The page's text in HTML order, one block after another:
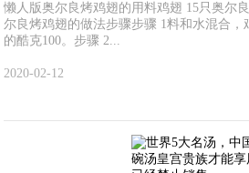
懒人版奥尔良烤鸡翅的用料鸡翅 15只奥尔
尔良烤鸡翅的做法步骤步骤 1料和水混合，
的酷克100。步骤 2...
2020-02-12